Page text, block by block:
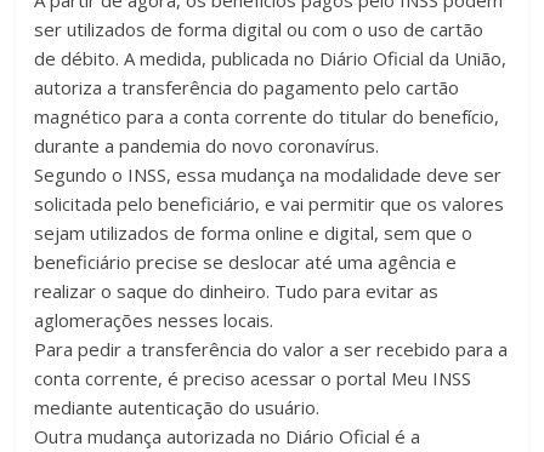
ser utilizados de forma digital ou com o uso de cartão
de débito. A medida, publicada no Diário Oficial da União,
autoriza a transferência do pagamento pelo cartão
magnético para a conta corrente do titular do benefício,
durante a pandemia do novo coronavírus.
Segundo o INSS, essa mudança na modalidade deve ser
solicitada pelo beneficiário, e vai permitir que os valores
sejam utilizados de forma online e digital, sem que o
beneficiário precise se deslocar até uma agência e
realizar o saque do dinheiro. Tudo para evitar as
aglomerações nesses locais.
Para pedir a transferência do valor a ser recebido para a
conta corrente, é preciso acessar o portal Meu INSS
mediante autenticação do usuário.
Outra mudança autorizada no Diário Oficial é a